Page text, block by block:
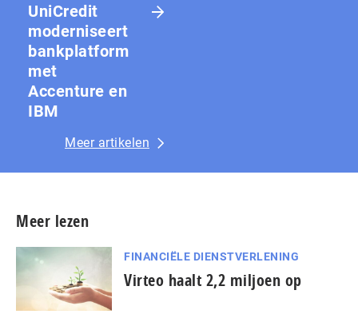
UniCredit
moderniseert
bankplatform
met
Accenture en
IBM
Meer artikelen
Meer lezen
FINANCIËLE DIENSTVERLENING
Virteo haalt 2,2 miljoen op